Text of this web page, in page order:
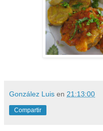
González Luis en 21:13:00
Compartir